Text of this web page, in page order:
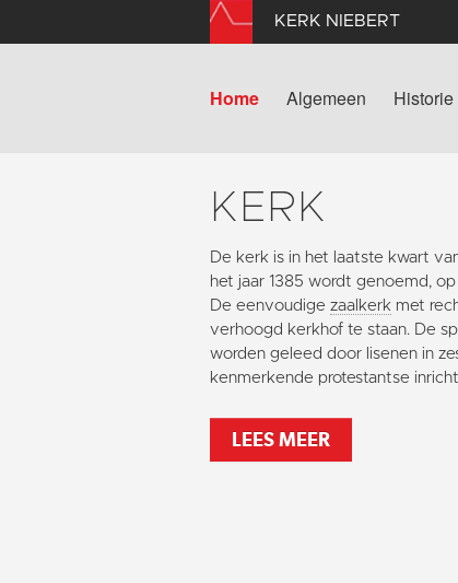
KERK NIEBERT
Home Algemeen Historie
KERK
De kerk is in het laatste kwart
het jaar 1385 wordt genoemd,
De eenvoudige zaalkerk met
verhoogd kerkhof te staan. De
worden geleed door lisenen in
kenmerkende protestantse
LEES MEER